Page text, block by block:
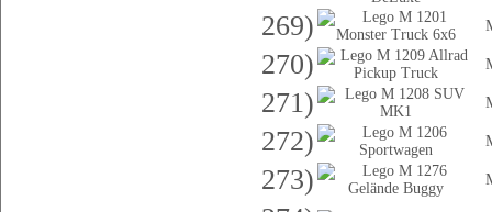
269)
270)
271)
272)
273)